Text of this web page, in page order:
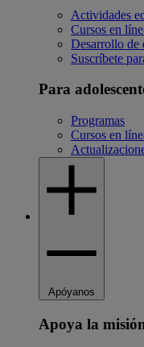
Actividades
Cursos en
Desarrollo de
Suscríbete
Para
Programas
Cursos en
Apóyanos
Apoya la